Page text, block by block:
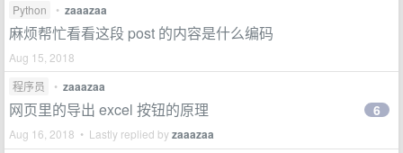
Python • zaaazaa
麻烦帮忙看看这段 post 的内容是什么编码
Aug 15, 2018
程序员
• zaaazaa
网页里的导出 excel 按钮的原理
Aug 16, 2018 • Lastly replied byzaaazaa
6